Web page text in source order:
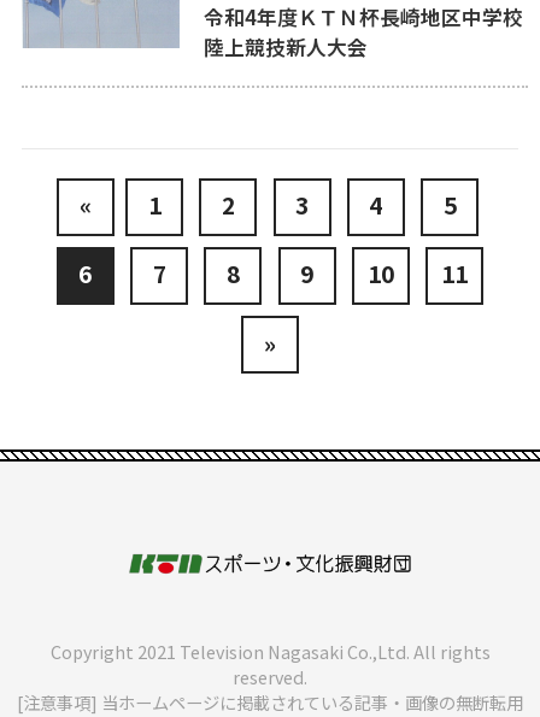
令和4年度ＫＴＮ杯長崎地区中学校
陸上競技新人大会
« 1 2 3 4 5
6 7 8 9 10 11
»
Copyright 2021 Television Nagasaki Co.,Ltd. All rights
reserved.
[注意事項] 当ホームページに掲載されている記事・画像の無断転用